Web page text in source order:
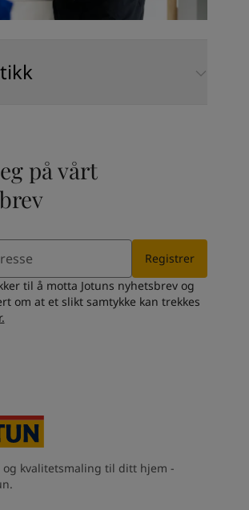
på vårt
Registrer
til å motta Jotuns nyhetsbrev og
om at et slikt samtykke kan trekkes
og kvalitetsmaling til ditt hjem -